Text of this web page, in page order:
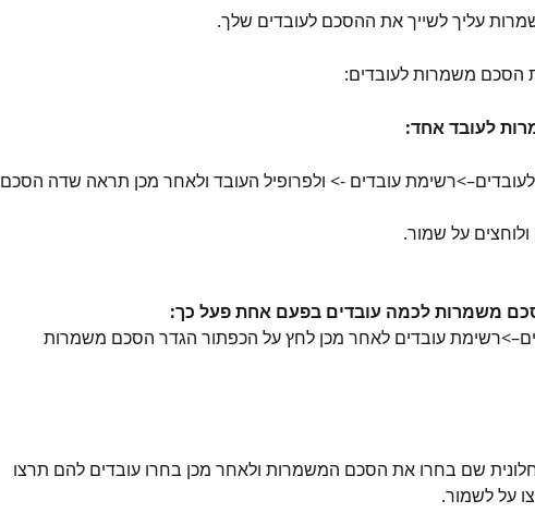
עליך לשייך את ההסכם לעובדים שלך.
עובדים -> ולפרופיל העובד ולאחר מכן תראה שדה הסכם
על שמור.
עובדים לאחר מכן לחץ על הכפתור הגדר הסכם משמרות
שם בחרו את הסכם המשמרות ולאחר מכן בחרו עובדים להם תרצו
על לשמור.